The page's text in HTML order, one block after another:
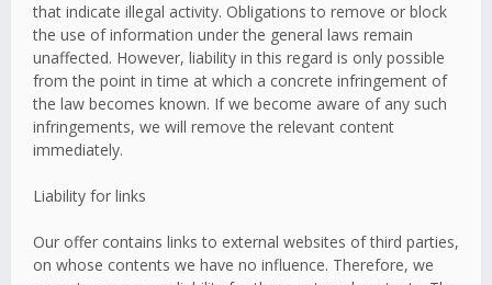
that indicate illegal activity. Obligations to remove or block
the use of information under the general laws remain
unaffected. However, liability in this regard is only possible
from the point in time at which a concrete infringement of
the law becomes known. If we become aware of any such
infringements, we will remove the relevant content
immediately.
Liability for links
Our offer contains links to external websites of third parties,
on whose contents we have no influence. Therefore, we